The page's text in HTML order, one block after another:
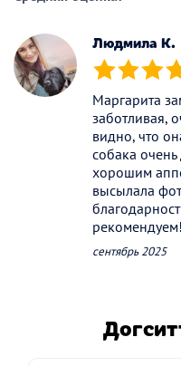
Людмила К.
(*) (*) (*)
Маргарита
заботливая,
видно, что
собака
хорошим
высылала
рекомендуем!
сентябрь 2025